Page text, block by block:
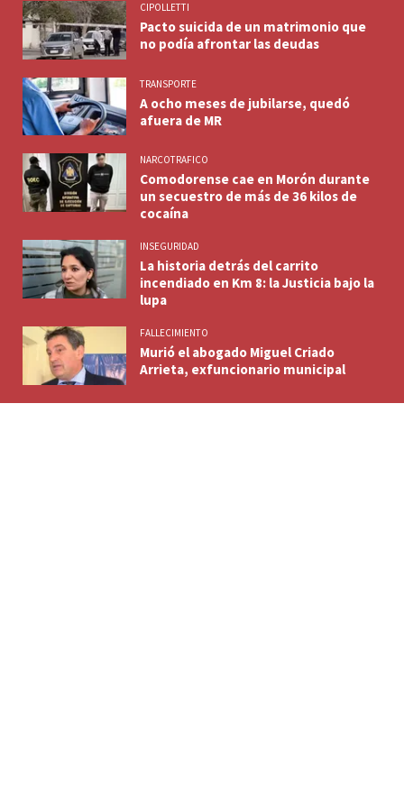
CIPOLLETTI
Pacto suicida de un matrimonio que
no podía afrontar las deudas
TRANSPORTE
A ocho meses de jubilarse, quedó
afuera de MR
NARCOTRAFICO
Comodorense cae en Morón durante
un secuestro de más de 36 kilos de
cocaína
INSEGURIDAD
La historia detrás del carrito
incendiado en Km 8: la Justicia bajo la
lupa
FALLECIMIENTO
Murió el abogado Miguel Criado
Arrieta, exfuncionario municipal